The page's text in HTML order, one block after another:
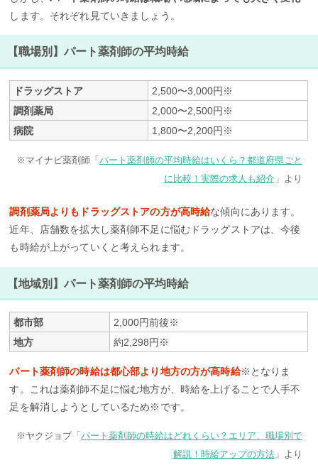
します。それぞれ見ていきましょう。
【職場別】パート薬剤師の平均時給
ドラッグストア
2,500〜3,000円※
調剤薬局
2,000〜2,500円※
病院
1,800〜2,200円※
※マイナビ薬剤師「 パート薬剤師の平均時給はいくら？都道府県ごと
に比較！実際の求人も紹介」より
調剤薬局よりもドラッグストアの方が高時給な傾向にあります。
近年、店舗数を拡大し薬剤師不足に悩むドラッグストアは、今後
も時給が上がっていくと考えられます。
【地域別】パート薬剤師の平均時給
都市部
2,000円前後※
地方
約2,298円※
パート薬剤師の時給は都心部より地方の方が高時給※となりま
す。これは薬剤師不足に悩む地方が、時給を上げることで人手不
足を解消しようとしているため※です。
※ヤクジョブ「 パート薬剤師の時給はどれくらい？エリア、職場別で
解説！時給アップの方法」より